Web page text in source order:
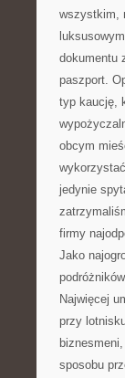
wszystkim,
dokumentu
paszport.
typ kaucję,
obcym
jedynie
firmy
Jako
Najwięcej
przy
sposobu